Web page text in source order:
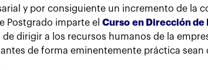
y por consiguiente un incremento de la
Postgrado imparte el Curso en Dirección de
dirigir a los recursos humanos de la
de forma eminentemente práctica